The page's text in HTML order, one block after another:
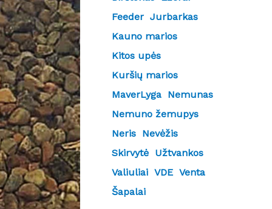
Feeder Jurbarkas
Kauno marios
Kitos upės
Kuršių marios
MaverLyga Nemunas
Nemuno žemupys
Neris Nevėžis
Skirvytė Užtvankos
Valiuliai VDE Venta
Šapalai